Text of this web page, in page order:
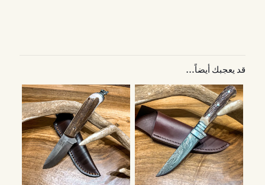
قد يعجبك أيضاً…